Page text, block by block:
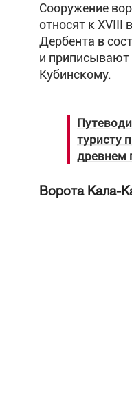
Сооружение
относят к XVIII
Дербента в
и приписывают
Кубинскому.
туристу
древнем
Ворота Кала-